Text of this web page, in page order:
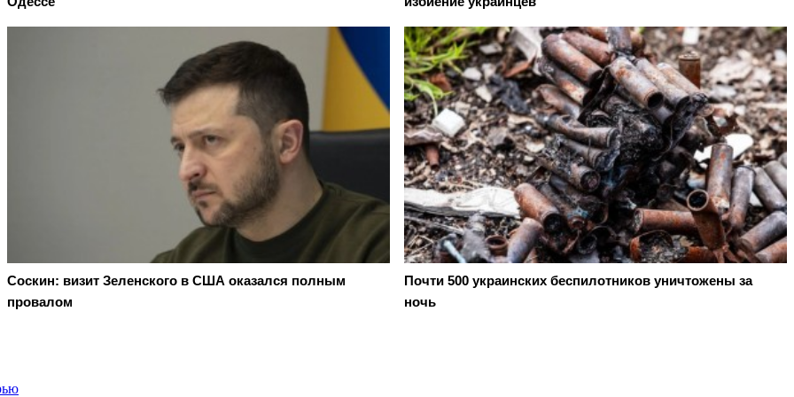
Соскин: визит Зеленского в США оказался полным
провалом
Почти 500 украинских беспилотников уничтожены за
ночь